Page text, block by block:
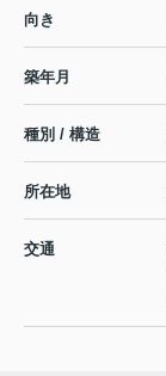
向き
築年月
種別 / 構造
所在地
交通